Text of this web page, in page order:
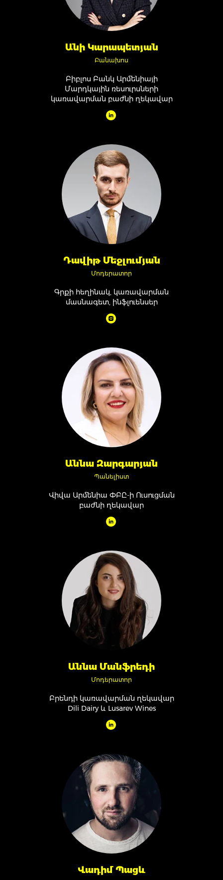
Անի Կարապետյան
Բանախոս
Բիբլոս Բանկ Արմենիայի
Մարդկային ռեսուրսների
կառավարման բաժնի ղեկավար
Դավիթ Մեջլումյան
Մոդերատոր
Գրքի հեղինակ, կառավարման
մասնագետ, ինֆլուենսեր
Աննա Զարգարյան
Պանելիստ
Վիվա Արմենիա ՓԲԸ-ի Ուսուցման
բաժնի ղեկավար
Աննա Մանֆրեդի
Մոդերատոր
Բրենդի կառավարման ղեկավար
Dili Dairy և Lusarev Wines
Վադիմ Պացև